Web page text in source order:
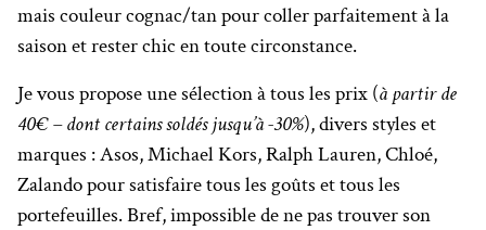
mais couleur cognac/tan pour coller parfaitement à la
saison et rester chic en toute circonstance.
Je vous propose une sélection à tous les prix (à partir de
40€ – dont certains soldés jusqu’à -30%), divers styles et
marques : Asos, Michael Kors, Ralph Lauren, Chloé,
Zalando pour satisfaire tous les goûts et tous les
portefeuilles. Bref, impossible de ne pas trouver son